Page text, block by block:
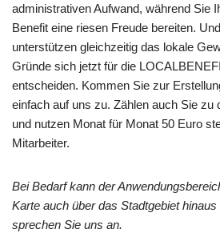
administrativen Aufwand, während Sie
Benefit eine riesen Freude bereiten.
unterstützen gleichzeitig das lokale
Gründe sich jetzt für die
entscheiden. Kommen Sie zur
einfach auf uns zu. Zählen auch Sie zu
und nutzen Monat für Monat 50 Euro
Mitarbeiter.
Bei Bedarf kann der
Karte auch über das Stadtgebiet
sprechen Sie uns an.